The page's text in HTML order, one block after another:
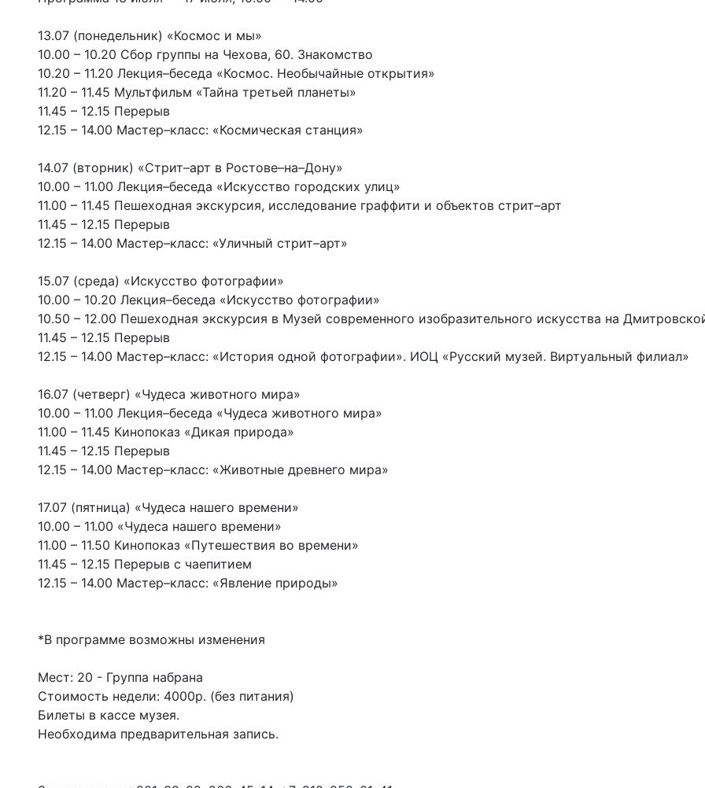
13.07 (понедельник) «Космос и мы»
10.00 – 10.20 Сбор группы на Чехова, 60. Знакомство
10.20 – 11.20 Лекция–беседа «Космос. Необычайные открытия»
11.20 – 11.45 Мультфильм «Тайна третьей планеты»
11.45 – 12.15 Перерыв
12.15 – 14.00 Мастер–класс: «Космическая станция»
14.07 (вторник) «Стрит–арт в Ростове–на–Дону»
10.00 – 11.00 Лекция–беседа «Искусство городских улиц»
11.00 – 11.45 Пешеходная экскурсия, исследование граффити и объектов стрит–арт
11.45 – 12.15 Перерыв
12.15 – 14.00 Мастер–класс: «Уличный стрит–арт»
15.07 (среда) «Искусство фотографии»
10.00 – 10.20 Лекция–беседа «Искусство фотографии»
10.50 – 12.00 Пешеходная экскурсия в Музей современного изобразительного искусства на
11.45 – 12.15 Перерыв
12.15 – 14.00 Мастер–класс: «История одной фотографии». ИОЦ «Русский музей. Виртуальный филиал»
16.07 (четверг) «Чудеса животного мира»
10.00 – 11.00 Лекция–беседа «Чудеса животного мира»
11.00 – 11.45 Кинопоказ «Дикая природа»
11.45 – 12.15 Перерыв
12.15 – 14.00 Мастер–класс: «Животные древнего мира»
17.07 (пятница) «Чудеса нашего времени»
10.00 – 11.00 «Чудеса нашего времени»
11.00 – 11.50 Кинопоказ «Путешествия во времени»
11.45 – 12.15 Перерыв с чаепитием
12.15 – 14.00 Мастер–класс: «Явление природы»
*В программе возможны изменения
Мест: 20 - Группа набрана
Стоимость недели: 4000р. (без питания)
Билеты в кассе музея.
Необходима предварительная запись.